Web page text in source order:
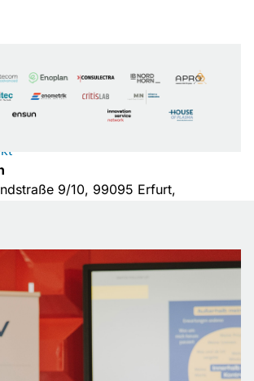
verfügbar
9/10, 99095 Erfurt,
Straße 217, 45886 Gelsenkirchen
— Essen
116, 45219 Essen
GmbH